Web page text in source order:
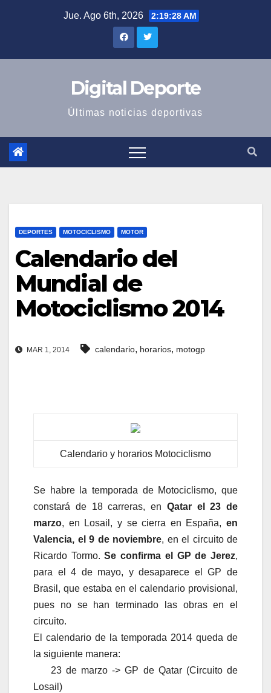
Jue. Ago 6th, 2026 2:19:29 AM
Digital Deporte
Últimas noticias deportivas
DEPORTES MOTOCICLISMO MOTOR
Calendario del
Mundial de
Motociclismo 2014
MAR 1, 2014 calendario, horarios, motogp
Calendario y horarios Motociclismo
Se habre la temporada de Motociclismo, que
constará de 18 carreras, en Qatar el 23 de
marzo, en Losail, y se cierra en España, en
Valencia, el 9 de noviembre, en el circuito de
Ricardo Tormo.Se confirma el GP de Jerez,
para el 4 de mayo, y desaparece el GP de
Brasil, que estaba en el calendario provisional,
pues no se han terminado las obras en el
circuito.
El calendario de la temporada 2014 queda de
la siguiente manera:
23 de marzo -> GP de Qatar (Circuito de
Losail)